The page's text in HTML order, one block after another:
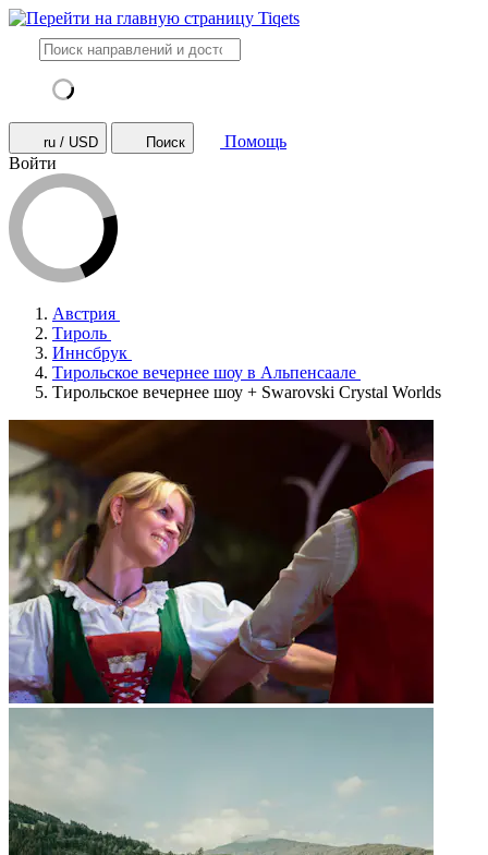
ru / USD Поиск
Помощь
Войти
Австрия
Тироль
Иннсбрук
Тирольское вечернее шоу в Альпенсаале
Тирольское вечернее шоу + Swarovski Crystal Worlds